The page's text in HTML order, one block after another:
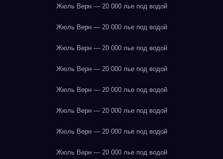
Жюль Верн — 20 000 лье под водой
Жюль Верн — 20 000 лье под водой
Жюль Верн — 20 000 лье под водой
Жюль Верн — 20 000 лье под водой
Жюль Верн — 20 000 лье под водой
Жюль Верн — 20 000 лье под водой
Жюль Верн — 20 000 лье под водой
Жюль Верн — 20 000 лье под водой